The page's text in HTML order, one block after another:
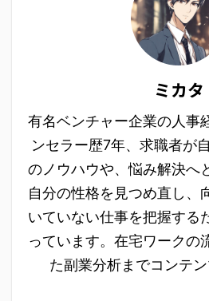
ミカタ
有名ベンチャー企業の人事
ンセラー歴7年、求職者が
のノウハウや、悩み解決へ
自分の性格を見つめ直し、
いていない仕事を把握する
っています。在宅ワークの
た副業分析までコンテン